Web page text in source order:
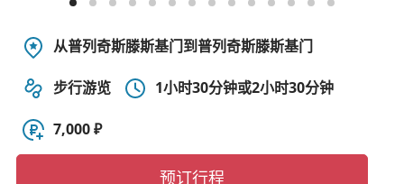
从普列奇斯滕斯基门到普列奇斯滕斯基门
步行游览 1小时30分钟或2小时30分钟
7,000 ₽
预订行程